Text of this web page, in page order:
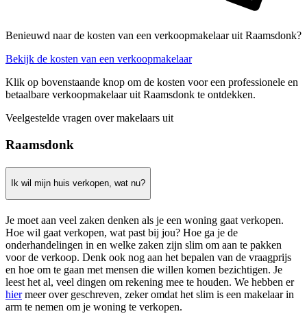
Benieuwd naar de kosten van een verkoopmakelaar uit Raamsdonk?
Bekijk de kosten van een verkoopmakelaar
Klik op bovenstaande knop om de kosten voor een professionele en
betaalbare verkoopmakelaar uit Raamsdonk te ontdekken.
Veelgestelde vragen over makelaars uit
Raamsdonk
Ik wil mijn huis verkopen, wat nu?
Je moet aan veel zaken denken als je een woning gaat verkopen.
Hoe wil gaat verkopen, wat past bij jou? Hoe ga je de
onderhandelingen in en welke zaken zijn slim om aan te pakken
voor de verkoop. Denk ook nog aan het bepalen van de vraagprijs
en hoe om te gaan met mensen die willen komen bezichtigen. Je
leest het al, veel dingen om rekening mee te houden. We hebben er
hiermeer over geschreven, zeker omdat het slim is een makelaar in
arm te nemen om je woning te verkopen.